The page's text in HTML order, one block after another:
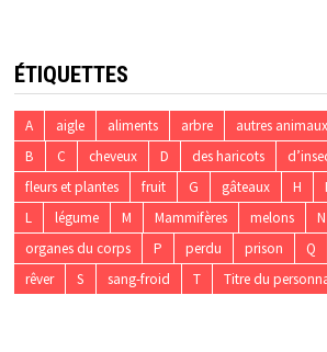
ÉTIQUETTES
A aigle aliments arbre autres animaux
B
C cheveux D des haricots
fleurs et plantes
fruit G gâteaux H I
L
légume M Mammifères melons N
organes du corps
P perdu prison Q
rêver
S sang-froid T Titre du